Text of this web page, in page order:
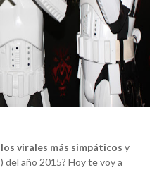
los virales más simpáticos y
año 2015? Hoy te voy a